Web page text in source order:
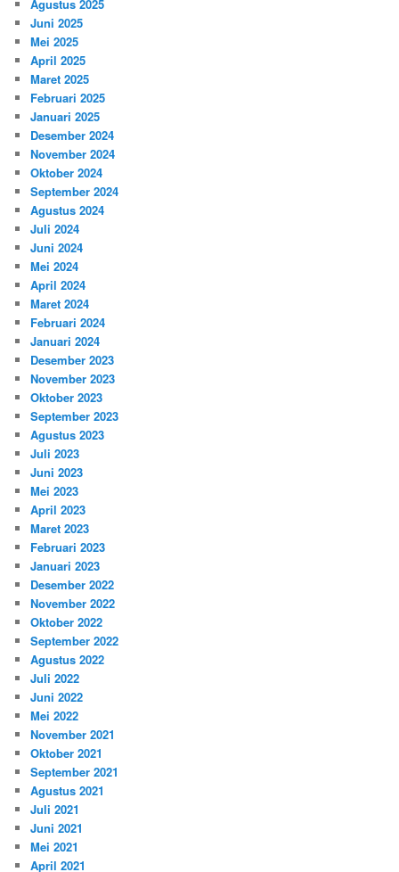
Agustus 2025
Juni 2025
Mei 2025
April 2025
Maret 2025
Februari 2025
Januari 2025
Desember 2024
November 2024
Oktober 2024
September 2024
Agustus 2024
Juli 2024
Juni 2024
Mei 2024
April 2024
Maret 2024
Februari 2024
Januari 2024
Desember 2023
November 2023
Oktober 2023
September 2023
Agustus 2023
Juli 2023
Juni 2023
Mei 2023
April 2023
Maret 2023
Februari 2023
Januari 2023
Desember 2022
November 2022
Oktober 2022
September 2022
Agustus 2022
Juli 2022
Juni 2022
Mei 2022
November 2021
Oktober 2021
September 2021
Agustus 2021
Juli 2021
Juni 2021
Mei 2021
April 2021